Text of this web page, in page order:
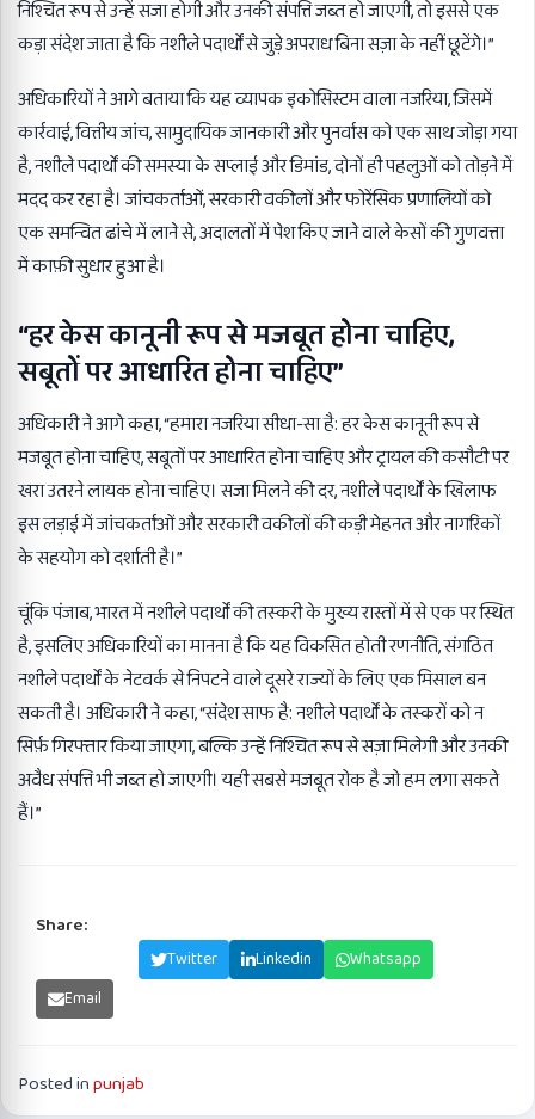
निश्चित रूप से उन्हें सजा होगी और उनकी संपत्ति जब्त हो जाएगी, तो इससे एक
कड़ा संदेश जाता है कि नशीले पदार्थों से जुड़े अपराध बिना सज़ा के नहीं छूटेंगे।”
अधिकारियों ने आगे बताया कि यह व्यापक इकोसिस्टम वाला नजरिया, जिसमें
कार्रवाई, वित्तीय जांच, सामुदायिक जानकारी और पुनर्वास को एक साथ जोड़ा गया
है, नशीले पदार्थों की समस्या के सप्लाई और डिमांड, दोनों ही पहलुओं को तोड़ने में
मदद कर रहा है। जांचकर्ताओं, सरकारी वकीलों और फोरेंसिक प्रणालियों को
एक समन्वित ढांचे में लाने से, अदालतों में पेश किए जाने वाले केसों की गुणवत्ता
में काफ़ी सुधार हुआ है।
“हर केस कानूनी रूप से मजबूत होना चाहिए,
सबूतों पर आधारित होना चाहिए”
अधिकारी ने आगे कहा, “हमारा नजरिया सीधा-सा है: हर केस कानूनी रूप से
मजबूत होना चाहिए, सबूतों पर आधारित होना चाहिए और ट्रायल की कसौटी पर
खरा उतरने लायक होना चाहिए। सजा मिलने की दर, नशीले पदार्थों के खिलाफ
इस लड़ाई में जांचकर्ताओं और सरकारी वकीलों की कड़ी मेहनत और नागरिकों
के सहयोग को दर्शाती है।”
चूंकि पंजाब, भारत में नशीले पदार्थों की तस्करी के मुख्य रास्तों में से एक पर स्थित
है, इसलिए अधिकारियों का मानना है कि यह विकसित होती रणनीति, संगठित
नशीले पदार्थों के नेटवर्क से निपटने वाले दूसरे राज्यों के लिए एक मिसाल बन
सकती है। अधिकारी ने कहा, “संदेश साफ है: नशीले पदार्थों के तस्करों को न
सिर्फ़ गिरफ्तार किया जाएगा, बल्कि उन्हें निश्चित रूप से सज़ा मिलेगी और उनकी
अवैध संपत्ति भी जब्त हो जाएगी। यही सबसे मजबूत रोक है जो हम लगा सकते
हैं।”
Share:
Twitter Linkedin
Whatsapp
Email
Posted inpunjab